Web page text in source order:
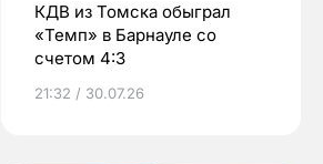
КДВ из Томска обыграл
«Темп» в Барнауле со
счетом 4:3
21:32 / 30.07.26